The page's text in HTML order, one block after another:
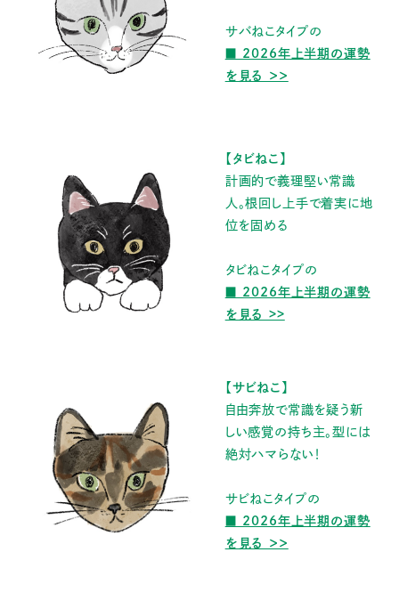
サバねこタイプの
■ 2026年上半期の運勢
を見る ＞＞
【タビねこ】
計画的で義理堅い常識
人。根回し上手で着実に地
位を固める
タビねこタイプの
■ 2026年上半期の運勢
を見る >>
【サビねこ】
自由奔放で常識を疑う新
しい感覚の持ち主。型には
絶対ハマらない！
サビねこタイプの
■ 2026年上半期の運勢
を見る ＞＞